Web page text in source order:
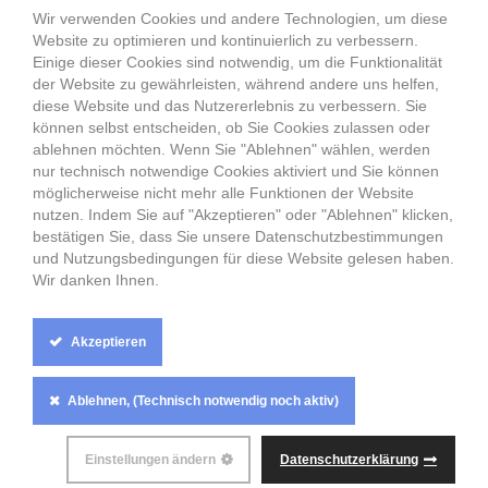
Partnervermittlung Sankt Petersburg, Russische Frauen,
Frauen aus Russland, Russische Frauen
Partnervermittlung Belarus Weißrussland,
Partnervermittlung Minsk, Traumfrau aus Belarus
Weißrussland
Sie suchen eine Traumfrau aus Russland, Weissrussland, der
Ukraine, Deutschland? Frauen aus den Städte wie Moskau,
Minsk, Sankt Petersburg, Berlin suchen Ihren Traummann.
Singelpartys in Moskau, Sankt Petersburg, Minsk.
Singlepartys in Russland, Weißrussland, Belarus und der
Ukraine. Ihre Datingagentur für Russland, Ihre Datingagentur
für Weißrussland, Ihr Dating Minsk, Ihr Dating Moskau, Ihr
Dating Sankt Petersburg
Frauen aus Belarus Weißrussland, Belarus Weißrussische
Frauen, Frauen aus Minsk
ALLE RECHTE VORBEHALTENANASTASIA-
PARTNERVERMITTLUNG.DE© 2026
Cookie
Box
Settings
Wir verwenden Cookies und andere Technologien, um diese
Website zu optimieren und kontinuierlich zu verbessern.
Einige dieser Cookies sind notwendig, um die Funktionalität
der Website zu gewährleisten, während andere uns helfen,
diese Website und das Nutzererlebnis zu verbessern. Sie
können selbst entscheiden, ob Sie Cookies zulassen oder
ablehnen möchten. Wenn Sie "Ablehnen" wählen, werden
nur technisch notwendige Cookies aktiviert und Sie können
möglicherweise nicht mehr alle Funktionen der Website
nutzen. Indem Sie auf "Akzeptieren" oder "Ablehnen" klicken,
bestätigen Sie, dass Sie unsere Datenschutzbestimmungen
und Nutzungsbedingungen für diese Website gelesen haben.
Wir danken Ihnen.
Akzeptieren
Ablehnen, (Technisch notwendig noch aktiv)
Datenschutzerklärung
Einstellungen ändern